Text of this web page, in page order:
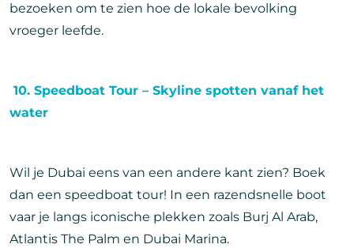
bezoeken om te zien hoe de lokale bevolking
vroeger leefde.
10. Speedboat Tour – Skyline spotten vanaf het
water
Wil je Dubai eens van een andere kant zien? Boek
dan een speedboat tour! In een razendsnelle boot
vaar je langs iconische plekken zoals Burj Al Arab,
Atlantis The Palm en Dubai Marina.